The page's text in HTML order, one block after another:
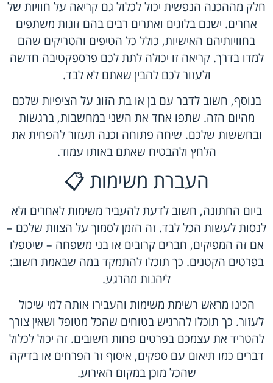
חלק מההכנה הנפשית יכול לכלול גם קריאה על חוויות של
אחרים. ישנם בלוגים ואתרים רבים בהם זוגות משתפים
בחוויותיהם האישיות, כולל כל הטיפים והטריקים שהם
למדו בדרך. קריאה זו יכולה לתת לכם פרספקטיבה חדשה
ולעזור לכם להבין שאתם לא לבד.
בנוסף, חשוב לדבר עם בן או בת הזוג על הציפיות שלכם
מהיום הזה. שתפו אחד את השני במחשבות, ברגשות
ובחששות שלכם. שיחה פתוחה וכנה תעזור להפחית את
הלחץ ולהבטיח שאתם באותו עמוד.
העברת משימות 📋
ביום החתונה, חשוב לדעת להעביר משימות לאחרים ולא
לנסות לעשות הכל לבד. זה הזמן לסמוך על הצוות שלכם –
אם זה המפיקים, חברים קרובים או בני משפחה – שיטפלו
בפרטים הקטנים. כך תוכלו להתמקד במה שבאמת חשוב:
ליהנות מהרגע.
הכינו מראש רשימת משימות והעבירו אותה למי שיכול
לעזור. כך תוכלו להרגיש בטוחים שהכל מטופל ושאין צורך
להטריד את עצמכם בפרטים פחות חשובים. זה יכול לכלול
דברים כמו תיאום עם ספקים, איסוף זר הפרחים או בדיקה
שהכל מוכן במקום האירוע.